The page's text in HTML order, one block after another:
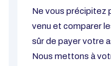
Ne vous précipitez
venu et comparer
sûr de payer votre
Nous mettons à